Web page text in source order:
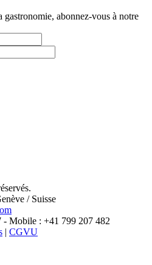
abonnez-vous à notre
X
/ Suisse
- Mobile : +41 799 207 482
| CGVU